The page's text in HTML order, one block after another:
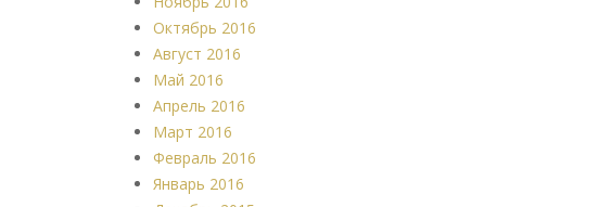
Октябрь 2016
Август 2016
Май 2016
Апрель 2016
Март 2016
Февраль 2016
Январь 2016